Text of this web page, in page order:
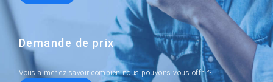
Demande de prix
Vous aimeriez savoir combien nous pouvons vous offrir?